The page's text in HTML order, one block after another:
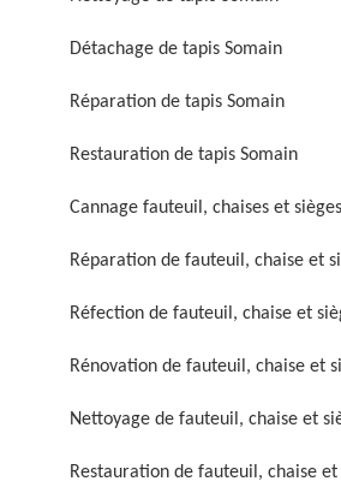
Réparation de fauteuil,
Rénovation de fauteuil,
chaise et siège 59
Détachage de tapis Somain
Réparation de tapis Somain
Restauration de tapis Somain
Cannage fauteuil, chaises et
Réparation de fauteuil, chaise et
Réfection de fauteuil, chaise et
Rénovation de fauteuil, chaise et
Nettoyage de fauteuil, chaise et
Restauration de fauteuil, chaise et